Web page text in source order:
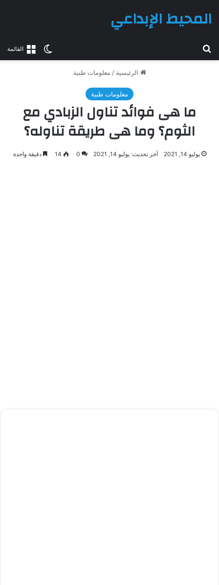
القائمةالوضع
المحيط الإبداعي
الرئيسية / معلومات طبية
معلومات طبية
ما هى فوائد تناول الزبادي مع
الثوم؟ وما هى طريقة تناوله؟
يوليو 14, 2021 آخر تحديث: يوليو 14, 2021 0
14 دقيقة واحدة